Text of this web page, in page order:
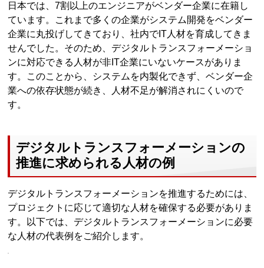
日本では、7割以上のエンジニアがベンダー企業に在籍し
ています。これまで多くの企業がシステム開発をベンダー
企業に丸投げしてきており、社内でIT人材を育成してきま
せんでした。そのため、デジタルトランスフォーメーショ
ンに対応できる人材が非IT企業にいないケースがありま
す。このことから、システムを内製化できず、ベンダー企
業への依存状態が続き、人材不足が解消されにくいので
す。
デジタルトランスフォーメーションの
推進に求められる人材の例
デジタルトランスフォーメーションを推進するためには、
プロジェクトに応じて適切な人材を確保する必要がありま
す。以下では、デジタルトランスフォーメーションに必要
な人材の代表例をご紹介します。